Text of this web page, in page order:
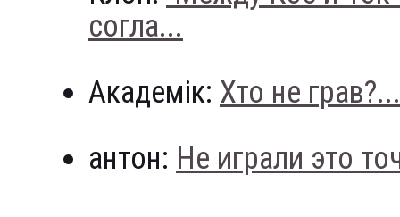
согла...
Академік: Хто не грав?...
антон: Не играли это